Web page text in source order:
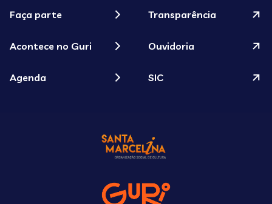
Faça parte
Acontece no Guri
Agenda
Transparência
Ouvidoria
SIC